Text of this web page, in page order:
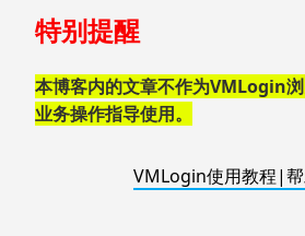
至
脚
特别提醒
本博客内的文章不作为VMLogin
业务操作指导使用。
VMLogin使用教程|